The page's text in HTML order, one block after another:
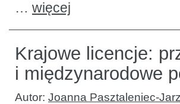
… więcej
Krajowe licencje:
i międzynarodowe
Autor: Joanna Pasztaleniec-